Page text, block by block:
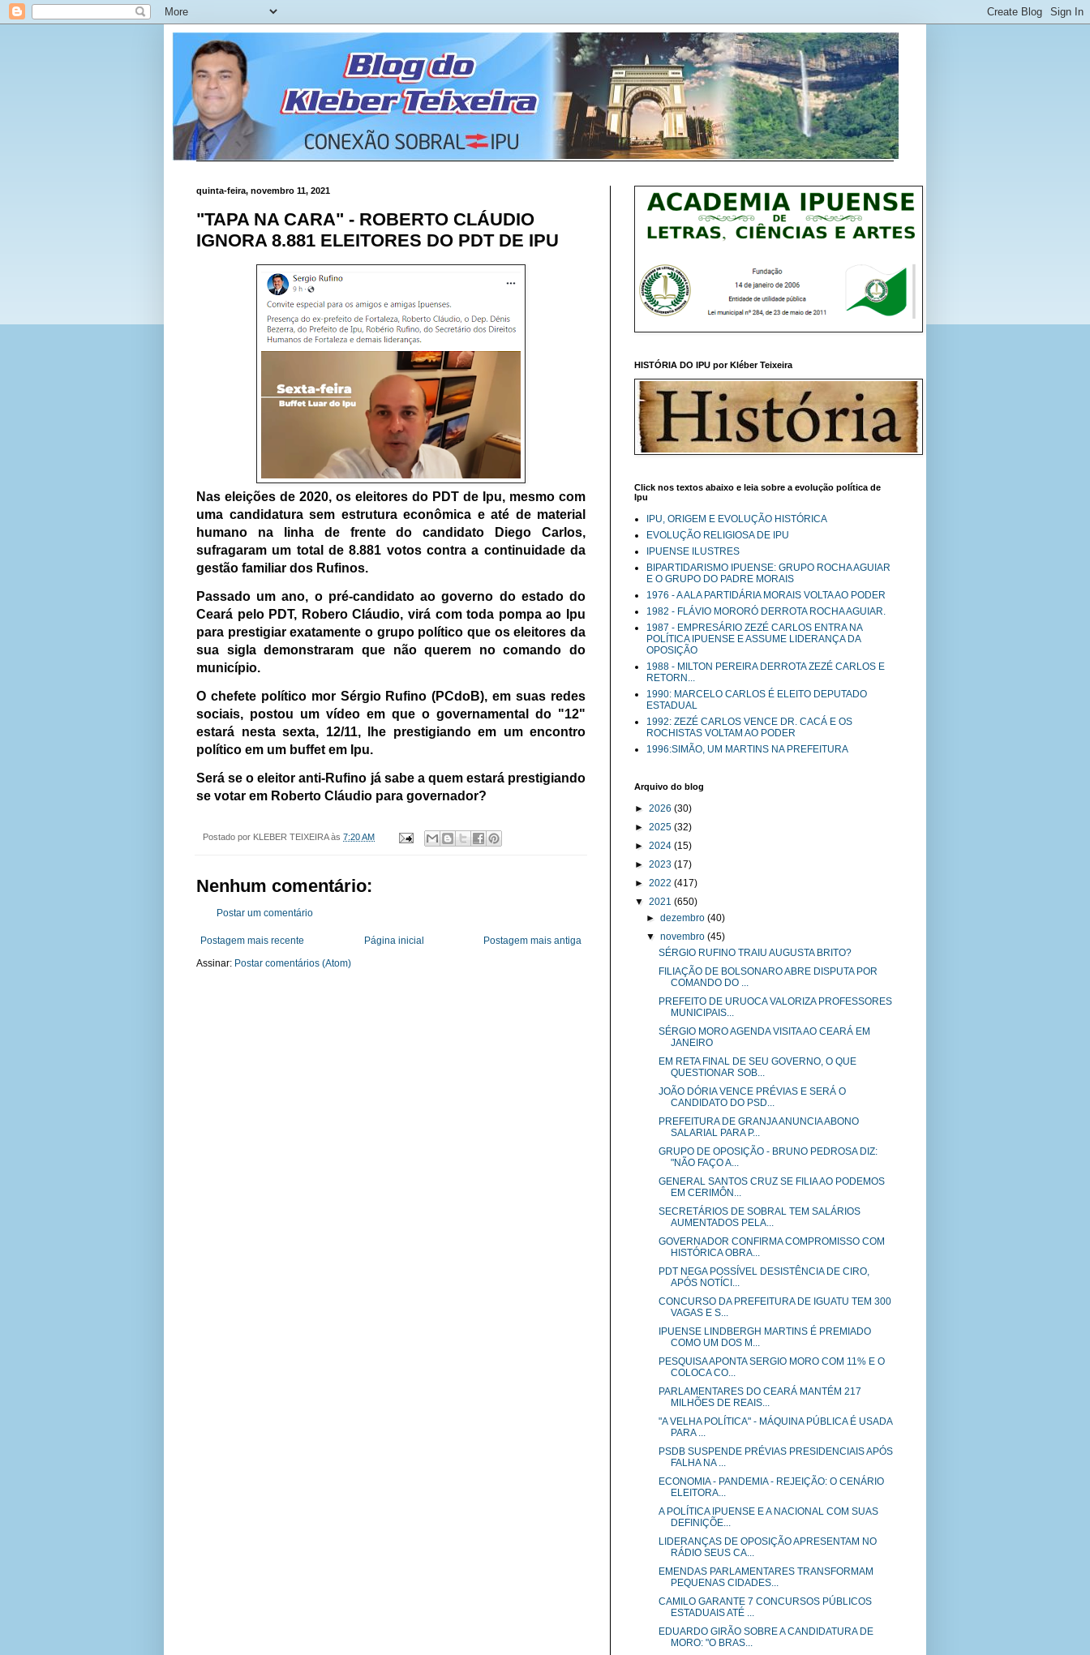
quinta-feira, novembro 11, 2021
"TAPA NA CARA" - ROBERTO CLÁUDIO
IGNORA 8.881 ELEITORES DO PDT DE IPU
Nas eleições de 2020, os eleitores do PDT de Ipu, mesmo com
uma candidatura sem estrutura econômica e até de material
humano na linha de frente do candidato Diego Carlos,
sufragaram um total de 8.881 votos contra a continuidade da
gestão familiar dos Rufinos.
Passado um ano, o pré-candidato ao governo do estado do
Ceará pelo PDT, Robero Cláudio, virá com toda pompa ao Ipu
para prestigiar exatamente o grupo político que os eleitores da
sua sigla demonstraram que não querem no comando do
município.
O chefete político mor Sérgio Rufino (PCdoB), em suas redes
sociais, postou um vídeo em que o governamental do "12"
estará nesta sexta, 12/11, lhe prestigiando em um encontro
político em um buffet em Ipu.
Será se o eleitor anti-Rufino já sabe a quem estará prestigiando
se votar em Roberto Cláudio para governador?
Postado por KLEBER TEIXEIRA às 7:20 AM
Nenhum comentário:
Postar um comentário
Postagem mais recente Postagem mais antiga
Página inicial
Assinar: Postar comentários (Atom)
HISTÓRIA DO IPU por Kléber Teixeira
Click nos textos abaixo e leia sobre a evolução política de
Ipu
IPU, ORIGEM E EVOLUÇÃO HISTÓRICA
EVOLUÇÃO RELIGIOSA DE IPU
IPUENSE ILUSTRES
BIPARTIDARISMO IPUENSE: GRUPO ROCHA AGUIAR
E O GRUPO DO PADRE MORAIS
1976 - A ALA PARTIDÁRIA MORAIS VOLTA AO PODER
1982 - FLÁVIO MORORÓ DERROTA ROCHA AGUIAR.
1987 - EMPRESÁRIO ZEZÉ CARLOS ENTRA NA
POLÍTICA IPUENSE E ASSUME LIDERANÇA DA
OPOSIÇÃO
1988 - MILTON PEREIRA DERROTA ZEZÉ CARLOS E
RETORN...
1990: MARCELO CARLOS É ELEITO DEPUTADO
ESTADUAL
1992: ZEZÉ CARLOS VENCE DR. CACÁ E OS
ROCHISTAS VOLTAM AO PODER
1996:SIMÃO, UM MARTINS NA PREFEITURA
Arquivo do blog
► 2026 (30)
► 2025 (32)
► 2024 (15)
► 2023 (17)
► 2022 (417)
▼ 2021 (650)
►dezembro(40)
▼novembro(45)
SÉRGIO RUFINO TRAIU AUGUSTA BRITO?
FILIAÇÃO DE BOLSONARO ABRE DISPUTA POR
COMANDO DO ...
PREFEITO DE URUOCA VALORIZA PROFESSORES
MUNICIPAIS...
SÉRGIO MORO AGENDA VISITA AO CEARÁ EM
JANEIRO
EM RETA FINAL DE SEU GOVERNO, O QUE
QUESTIONAR SOB...
JOÃO DÓRIA VENCE PRÉVIAS E SERÁ O
CANDIDATO DO PSD...
PREFEITURA DE GRANJA ANUNCIA ABONO
SALARIAL PARA P...
GRUPO DE OPOSIÇÃO - BRUNO PEDROSA DIZ:
"NÃO FAÇO A...
GENERAL SANTOS CRUZ SE FILIA AO PODEMOS
EM CERIMÔN...
SECRETÁRIOS DE SOBRAL TEM SALÁRIOS
AUMENTADOS PELA...
GOVERNADOR CONFIRMA COMPROMISSO COM
HISTÓRICA OBRA...
PDT NEGA POSSÍVEL DESISTÊNCIA DE CIRO,
APÓS NOTÍCI...
CONCURSO DA PREFEITURA DE IGUATU TEM 300
VAGAS E S...
IPUENSE LINDBERGH MARTINS É PREMIADO
COMO UM DOS M...
PESQUISA APONTA SERGIO MORO COM 11% E O
COLOCA CO...
PARLAMENTARES DO CEARÁ MANTÉM 217
MILHÕES DE REAIS...
"A VELHA POLÍTICA" - MÁQUINA PÚBLICA É USADA
PARA ...
PSDB SUSPENDE PRÉVIAS PRESIDENCIAIS APÓS
FALHA NA ...
ECONOMIA - PANDEMIA - REJEIÇÃO: O CENÁRIO
ELEITORA...
A POLÍTICA IPUENSE E A NACIONAL COM SUAS
DEFINIÇÕE...
LIDERANÇAS DE OPOSIÇÃO APRESENTAM NO
RÁDIO SEUS CA...
EMENDAS PARLAMENTARES TRANSFORMAM
PEQUENAS CIDADES...
CAMILO GARANTE 7 CONCURSOS PÚBLICOS
ESTADUAIS ATÉ ...
EDUARDO GIRÃO SOBRE A CANDIDATURA DE
MORO: "O BRAS...